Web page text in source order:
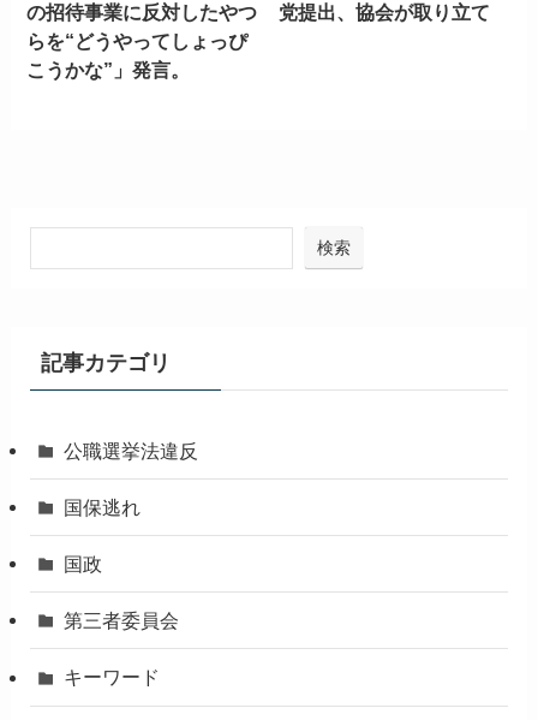
の招待事業に反対したやつ
らを“どうやってしょっぴ
こうかな”」発言。
党提出、協会が取り立て
検索
記事カテゴリ
公職選挙法違反
国保逃れ
国政
第三者委員会
キーワード